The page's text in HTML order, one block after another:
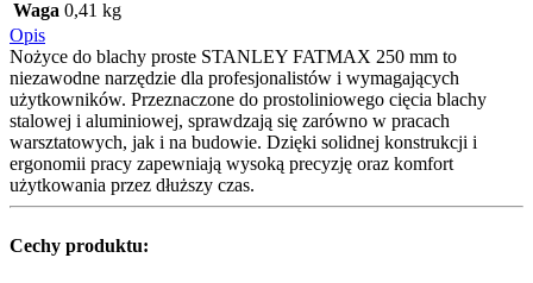
Waga 0,41 kg
Opis
Nożyce do blachy proste STANLEY FATMAX 250 mm to
niezawodne narzędzie dla profesjonalistów i wymagających
użytkowników. Przeznaczone do prostoliniowego cięcia blachy
stalowej i aluminiowej, sprawdzają się zarówno w pracach
warsztatowych, jak i na budowie. Dzięki solidnej konstrukcji i
ergonomii pracy zapewniają wysoką precyzję oraz komfort
użytkowania przez dłuższy czas.
Cechy produktu: